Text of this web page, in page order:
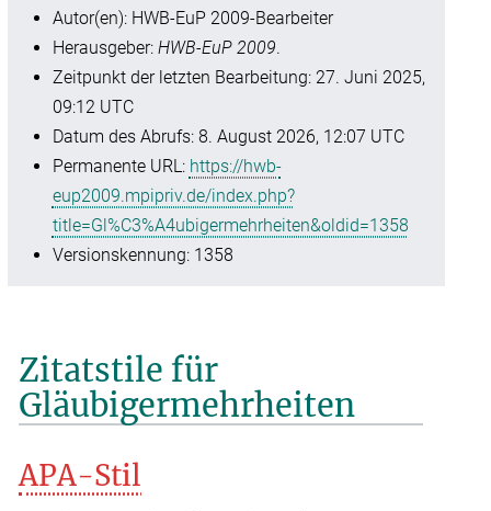
Autor(en): HWB-EuP 2009-Bearbeiter
Herausgeber: HWB-EuP 2009.
Zeitpunkt der letzten Bearbeitung: 27. Juni 2025,
09:12 UTC
Datum des Abrufs: 8. August 2026, 12:07 UTC
Permanente URL: https://hwb-
eup2009.mpipriv.de/index.php?
title=Gl%C3%A4ubigermehrheiten&oldid=1358
Versionskennung: 1358
Zitatstile für
Gläubigermehrheiten
APA-Stil